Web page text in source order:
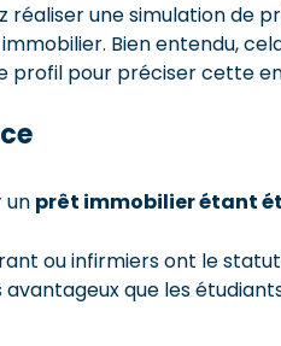
réaliser une simulation de
Bien entendu,
profil pour préciser cette
un prêt immobilier étant
ou infirmiers ont le
que les